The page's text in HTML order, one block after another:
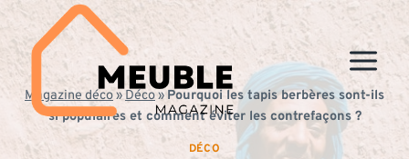
Aller
contenu
Magazine déco»Déco» Pourquoi les tapis berbères sont-ils
si populaires et comment éviter les contrefaçons ?
DÉCO